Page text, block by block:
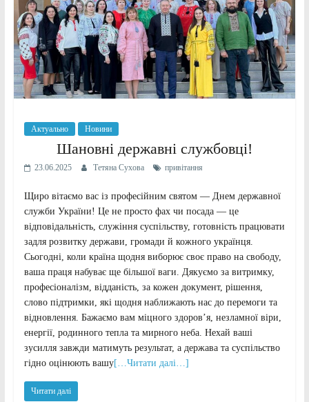
Актуально Новини
Шановні державні службовці!
23.06.2025 Тетяна Сухова привітання
Щиро вітаємо вас із професійним святом — Днем державної
служби України! Це не просто фах чи посада — це
відповідальність, служіння суспільству, готовність працювати
задля розвитку держави, громади й кожного українця.
Сьогодні, коли країна щодня виборює своє право на свободу,
ваша праця набуває ще більшої ваги. Дякуємо за витримку,
професіоналізм, відданість, за кожен документ, рішення,
слово підтримки, які щодня наближають нас до перемоги та
відновлення. Бажаємо вам міцного здоров’я, незламної віри,
енергії, родинного тепла та мирного неба. Нехай ваші
зусилля завжди матимуть результат, а держава та суспільство
гідно оцінюють вашу[…Читати далі…]
Читати далі